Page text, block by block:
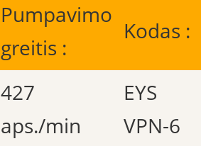
Pumpavimo
greitis :
Kodas :
427
aps./min
EYS
VPN-6